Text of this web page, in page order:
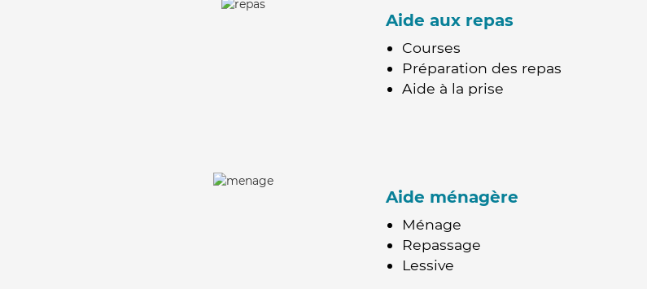
Aide aux repas
Courses
Préparation des repas
Aide à la prise
Aide ménagère
Ménage
Repassage
Lessive